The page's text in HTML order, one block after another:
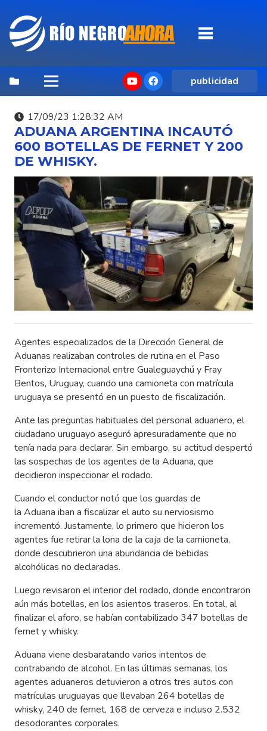
publicidad
17/09/23 1:28:32 AM
ADUANA ARGENTINA INCAUTÓ
600 BOTELLAS DE FERNET Y 200
DE WHISKY.
Agentes especializados de la Dirección General de
Aduanas realizaban controles de rutina en el Paso
Fronterizo Internacional entre Gualeguaychú y Fray
Bentos, Uruguay, cuando una camioneta con matrícula
uruguaya se presentó en un puesto de fiscalización.
Ante las preguntas habituales del personal aduanero, el
ciudadano uruguayo aseguró apresuradamente que no
tenía nada para declarar. Sin embargo, su actitud despertó
las sospechas de los agentes de la Aduana, que
decidieron inspeccionar el rodado.
Cuando el conductor notó que los guardas de
la Aduana iban a fiscalizar el auto su nerviosismo
incrementó. Justamente, lo primero que hicieron los
agentes fue retirar la lona de la caja de la camioneta,
donde descubrieron una abundancia de bebidas
alcohólicas no declaradas.
Luego revisaron el interior del rodado, donde encontraron
aún más botellas, en los asientos traseros. En total, al
finalizar el aforo, se habían contabilizado 347 botellas de
fernet y whisky.
Aduana viene desbaratando varios intentos de
contrabando de alcohol. En las últimas semanas, los
agentes aduaneros detuvieron a otros tres autos con
matrículas uruguayas que llevaban 264 botellas de
whisky, 240 de fernet, 168 de cerveza e incluso 2.532
desodorantes corporales.